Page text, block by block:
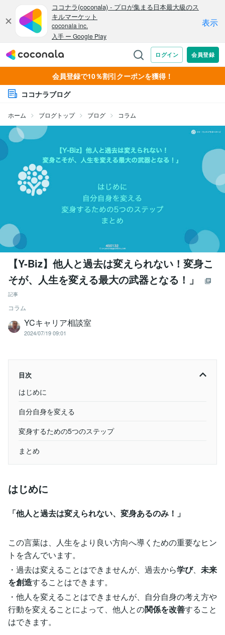
会員登録で10％割引クーポンを獲得！
ココナラブログ
ホーム ブログトップ ブログ コラム
【Y-Biz】他人と過去は変えられない！変身こ
そが、人生を変える最大の武器となる！」
記事
コラム
YCキャリア相談室
2024/07/19 09:01
目次
はじめに
自分自身を変える
変身するための5つのステップ
まとめ
はじめに
「他人と過去は変えられない、変身あるのみ！」
この言葉は、人生をより良い方向へ導くための重要なヒン
トを含んでいます。
・過去は変えることはできませんが、過去から学び、 未来
を創造することはできます。
・他人を変えることはできませんが、自分自身の考え方や
行動を変えることによって、他人との関係を改善すること
はできます。